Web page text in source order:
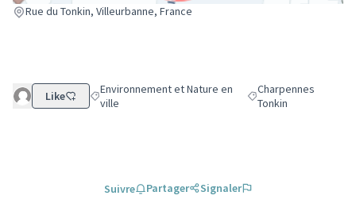
Rue du Tonkin, Villeurbanne, France
(Lien externe)
Like Filtrer les résultats de la catégorie : Environnement et
Environnement et Nature en
ville
Filtrer les résultats
Charpennes
Tonkin
Suivre Partager Signaler